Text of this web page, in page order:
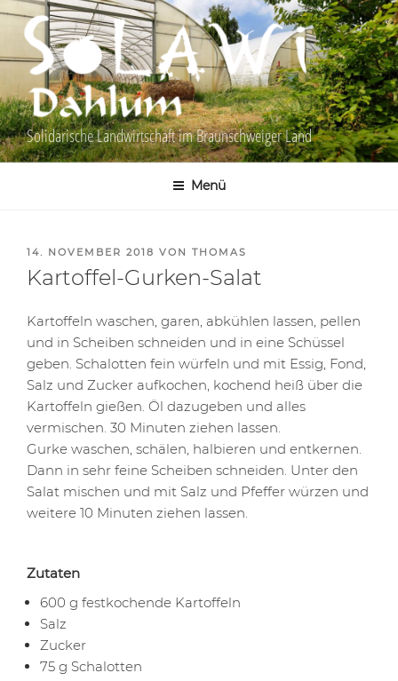
Zum
Inhalt
springen
Solidarische Landwirtschaft im Braunschweiger Land
Menü
VERÖFFENTLICHT
AM
14. NOVEMBER 2018 VON THOMAS
Kartoffel-Gurken-Salat
Kartoffeln waschen, garen, abkühlen lassen, pellen
und in Scheiben schneiden und in eine Schüssel
geben. Schalotten fein würfeln und mit Essig, Fond,
Salz und Zucker aufkochen, kochend heiß über die
Kartoffeln gießen. Öl dazugeben und alles
vermischen. 30 Minuten ziehen lassen.
Gurke waschen, schälen, halbieren und entkernen.
Dann in sehr feine Scheiben schneiden. Unter den
Salat mischen und mit Salz und Pfeffer würzen und
weitere 10 Minuten ziehen lassen.
Zutaten
600 g festkochende Kartoffeln
Salz
Zucker
75 g Schalotten